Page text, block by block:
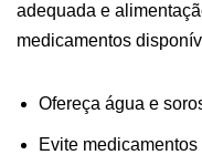
adequada e
medicamentos
Ofereça água e
Evite